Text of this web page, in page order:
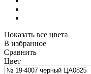
Показать все цвета
В избранное
Сравнить
Цвет